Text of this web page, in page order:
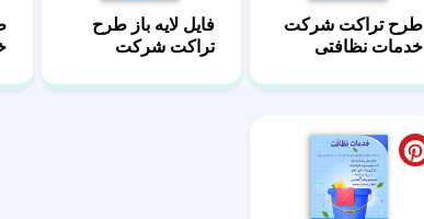
طرح تراکت شرکت
خدمات نظافتی
فایل لایه باز طرح
تراکت شرکت